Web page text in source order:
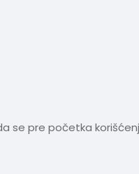
se pre početka